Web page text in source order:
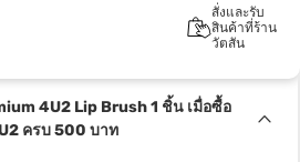
สั่งและรับ
สินค้าที่ร้าน
วัตสัน
4U2 Lip Brush 1 ชิ้น เมื่อซื้อ
ครบ 500 บาท